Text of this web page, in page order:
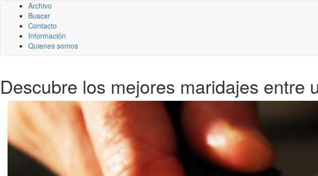
Archivo
Buscar
Contacto
Información
Quienes somos
Descubre los mejores maridajes entre